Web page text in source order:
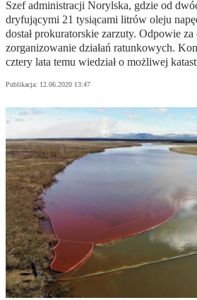
Szef administracji Norylska, gdzie od
dryfującymi 21 tysiącami litrów oleju
dostał prokuratorskie zarzuty. Odpowie za
zorganizowanie działań ratunkowych.
cztery lata temu wiedział o możliwej
Publikacja: 12.06.2020 13:47